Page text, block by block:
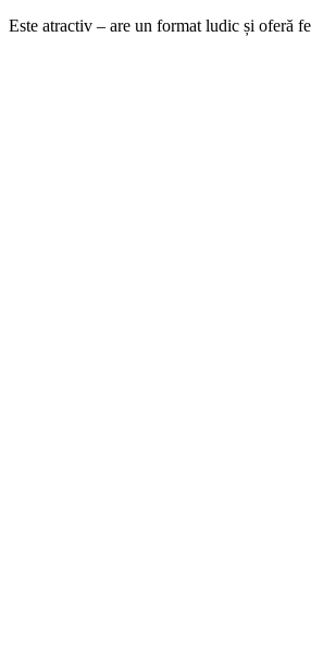
Este atractiv – are un format ludic și oferă